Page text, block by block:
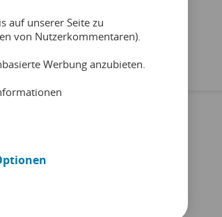
Tipps & Hinweise
auf unserer Seite zu
von Nutzerkommentaren).
Werbung anzubieten.